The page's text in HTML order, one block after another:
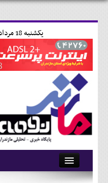
يکشنبه 18 مرداد 1405-6:46-
آرشیو